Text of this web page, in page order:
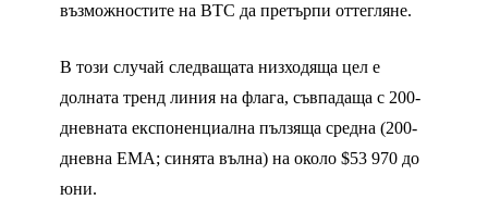
възможностите на BTC да претърпи оттегляне.
В този случай следващата низходяща цел е
долната тренд линия на флага, съвпадаща с 200-
дневната експоненциална пълзяща средна (200-
дневна EMA; синята вълна) на около $53 970 до
юни.